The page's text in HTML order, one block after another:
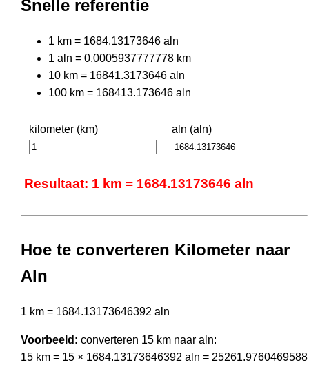
Snelle referentie
1 km = 1684.13173646 aln
1 aln = 0.0005937777778 km
10 km = 16841.3173646 aln
100 km = 168413.173646 aln
kilometer (km) aln (aln)
Resultaat: 1 km = 1684.13173646 aln
Hoe te converteren Kilometer naar
Aln
1 km = 1684.13173646392 aln
Voorbeeld: converteren 15 km naar aln:
15 km = 15 × 1684.13173646392 aln = 25261.9760469588